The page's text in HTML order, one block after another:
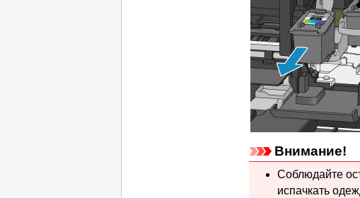
Внимание!
Соблюдайте
испачкать